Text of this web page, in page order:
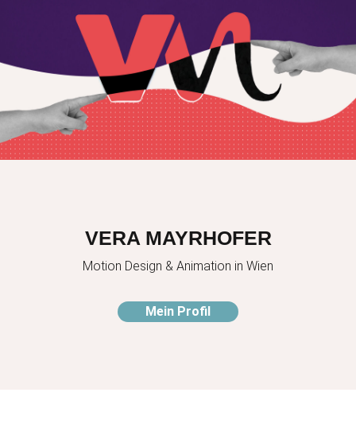
VERA MAYRHOFER
Motion Design & Animation in Wien
Mein Profil